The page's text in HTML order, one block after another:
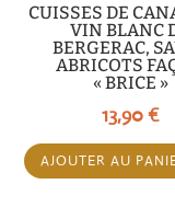
CUISSES DE
VIN BLANC
BERGERAC,
ABRICOTS
« BRICE »
13,90€
AJOUTER AU